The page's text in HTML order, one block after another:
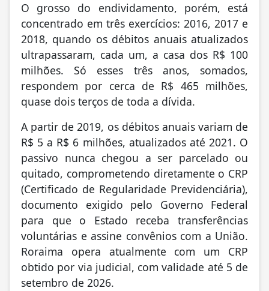
O grosso do endividamento, porém, está
concentrado em três exercícios: 2016, 2017 e
2018, quando os débitos anuais atualizados
ultrapassaram, cada um, a casa dos R$ 100
milhões. Só esses três anos, somados,
respondem por cerca de R$ 465 milhões,
quase dois terços de toda a dívida.
A partir de 2019, os débitos anuais variam de
R$ 5 a R$ 6 milhões, atualizados até 2021. O
passivo nunca chegou a ser parcelado ou
quitado, comprometendo diretamente o CRP
(Certificado de Regularidade Previdenciária),
documento exigido pelo Governo Federal
para que o Estado receba transferências
voluntárias e assine convênios com a União.
Roraima opera atualmente com um CRP
obtido por via judicial, com validade até 5 de
setembro de 2026.